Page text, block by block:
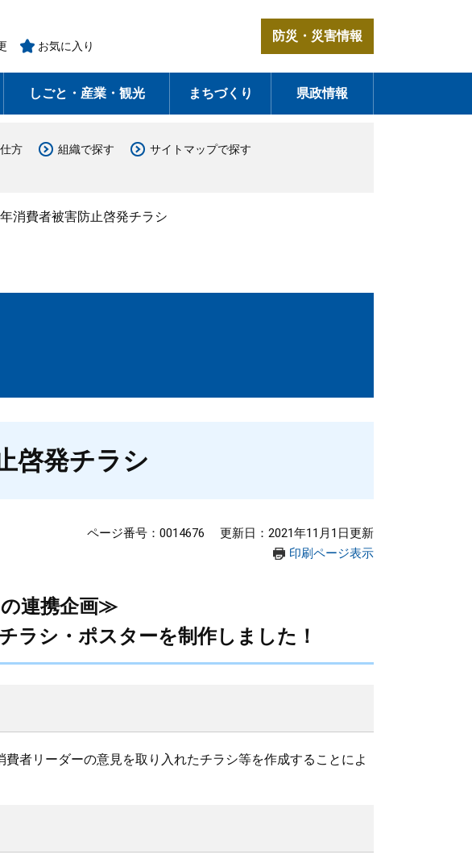
お気に入り
防災・災害情報
しごと・産業・観光 まちづくり 県政情報
方 組織で探す サイトマップで探す
消費者被害防止啓発チラシ
啓発チラシ
ページ番号：0014676
更新日：2021年11月1日更新
印刷ページ表示
連携企画≫
ラシ・ポスターを制作しました！
者リーダーの意見を取り入れたチラシ等を作成することによ